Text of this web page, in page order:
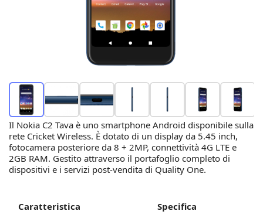
Il Nokia C2 Tava è uno smartphone Android disponibile sulla
rete Cricket Wireless. È dotato di un display da 5.45 inch,
fotocamera posteriore da 8 + 2MP, connettività 4G LTE e
2GB RAM. Gestito attraverso il portafoglio completo di
dispositivi e i servizi post-vendita di Quality One.
Caratteristica Specifica